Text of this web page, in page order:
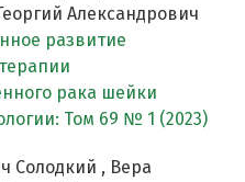
Александрович
развитие
рака шейки
Том 69 № 1 (2023)
Солодкий , Вера